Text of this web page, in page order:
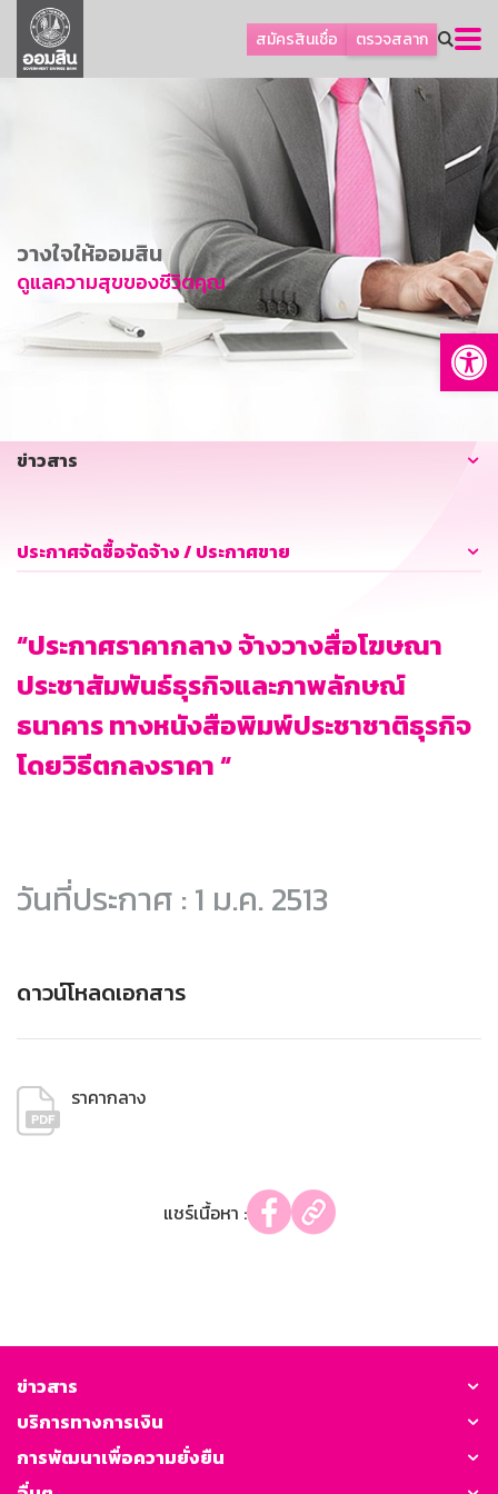
สมัครสินเชื่อ ตรวจสลาก
ลูกค้าธุรกิจ
ลูกค้าผู้ประกอบรายย่อย
การพัฒนาที่ยั่งยืน
ข่าวสาร
บริการทางการเงิน
อื่นๆ
วางใจให้ออมสิน
ดูแลความสุขของชีวิตคุณ
ข่าวสาร
ประกาศจัดซื้อจัดจ้าง / ประกาศขาย
“ประกาศราคากลาง จ้างวางสื่อโฆษณา
ประชาสัมพันธ์ธุรกิจและภาพลักษณ์
ธนาคาร ทางหนังสือพิมพ์ประชาชาติธุรกิจ
โดยวิธีตกลงราคา “
วันที่ประกาศ : 1 ม.ค. 2513
ดาวน์โหลดเอกสาร
ราคากลาง
แชร์เนื้อหา :
ข่าวสาร
บริการทางการเงิน
การพัฒนาเพื่อความยั่งยืน